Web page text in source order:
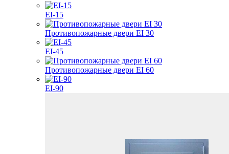
EI-15
Противопожарные двери EI 30
EI-45
Противопожарные двери EI 60
EI-90